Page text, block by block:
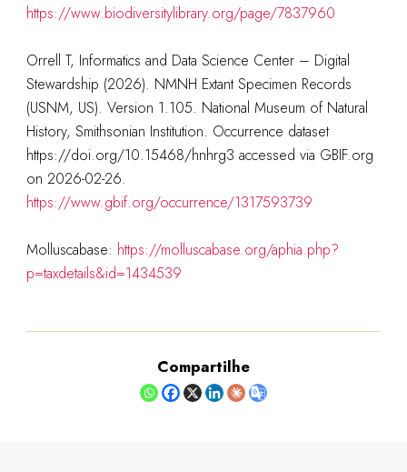
https://www.biodiversitylibrary.org/page/7837960
Orrell T, Informatics and Data Science Center – Digital
Stewardship (2026). NMNH Extant Specimen Records
(USNM, US). Version 1.105. National Museum of Natural
History, Smithsonian Institution. Occurrence dataset
https://doi.org/10.15468/hnhrg3 accessed via GBIF.org
on 2026-02-26.
https://www.gbif.org/occurrence/1317593739
Molluscabase: https://molluscabase.org/aphia.php?
p=taxdetails&id=1434539
Compartilhe